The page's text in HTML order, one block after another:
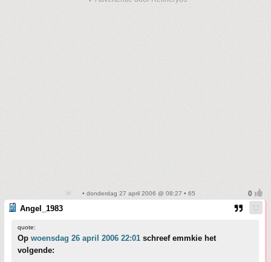
• donderdag 27 april 2006 @ 08:27 • 65
Angel_1983
quote:
Op woensdag 26 april 2006 22:01 schreef emmkie het
volgende: